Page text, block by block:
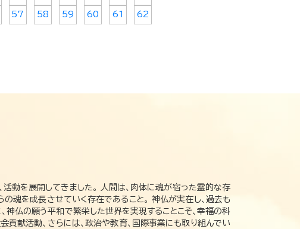
57 58 59 60 61 62
動を展開してきました。 人間は、肉体に魂が宿った霊的な存
魂を成長させていく存在であること。 神仏が実在し、過去も
神仏の願う平和で繁栄した世界を実現することこそ、幸福の科
献活動、さらには、政治や教育、国際事業にも取り組んでい